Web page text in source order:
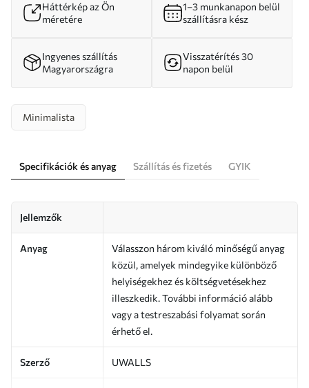
Háttérkép az Ön
méretére
1–3 munkanapon belül
szállításra kész
Ingyenes szállítás
Magyarországra
Visszatérítés 30
napon belül
Minimalista
Specifikációk és anyag Szállítás és fizetés GYIK
Jellemzők
Anyag
Válasszon három kiváló minőségű anyag
közül, amelyek mindegyike különböző
helyiségekhez és költségvetésekhez
illeszkedik. További információ alább
vagy a testreszabási folyamat során
érhető el.
Szerző UWALLS